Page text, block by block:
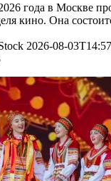
года в Москве
кино. Она
2026-08-